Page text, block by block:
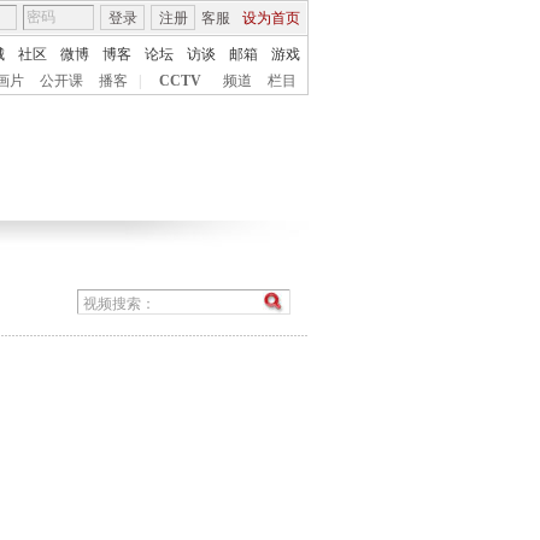
客服 设为首页
登录 注册
社区 微博 博客 论坛 访谈 邮箱
游戏
片
公开课 播客 CCTV 频道 栏目